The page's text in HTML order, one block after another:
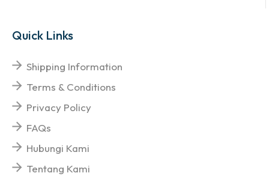
Quick Links
Shipping Information
Terms & Conditions
Privacy Policy
FAQs
Hubungi Kami
Tentang Kami